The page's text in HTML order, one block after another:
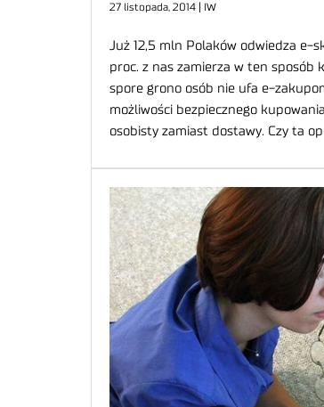
27 listopada, 2014 | IW
Już 12,5 mln Polaków odwiedza e-
proc. z nas zamierza w ten sposób
spore grono osób nie ufa e-
możliwości bezpiecznego
osobisty zamiast dostawy. Czy ta